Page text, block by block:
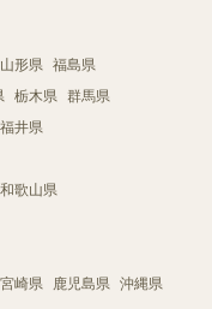
山形県 福島県
栃木県 群馬県
福井県
和歌山県
宮崎県 鹿児島県 沖縄県